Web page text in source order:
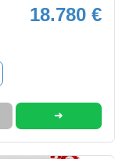
18.780 €
➜